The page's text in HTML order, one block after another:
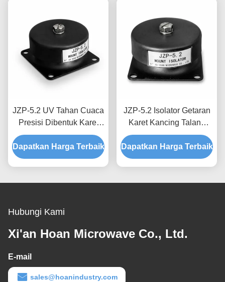
JZP-5.2 UV Tahan Cuaca
Presisi Dibentuk Karet
Getaran Isolator Mount
Shock Absorber Mount
untuk Perlengkapan Luar
Dapatkan Harga Terbaik
JZP-5.2 Isolator Getaran
Karet Kancing Talang
Tahan Korosi Dudukan
Peredam Kejut untuk
Penguliran Presisi
Dapatkan Harga Terbaik
Hubungi Kami
Xi'an Hoan Microwave Co., Ltd.
E-mail
sales@hoanindustry.com